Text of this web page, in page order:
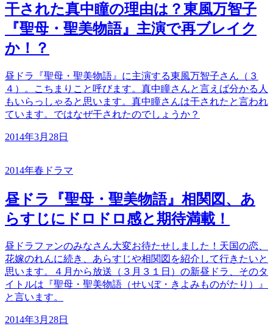
干された真中瞳の理由は？東風万智子
『聖母・聖美物語』主演で再ブレイク
か！？
昼ドラ『聖母・聖美物語』に主演する東風万智子さん（３
４）。こちまりこと呼びます。真中瞳さんと言えば分かる人
もいらっしゃると思います。真中瞳さんは干されたと言われ
ています。ではなぜ干されたのでしょうか？
2014年3月28日
2014年春ドラマ
昼ドラ『聖母・聖美物語』相関図、あ
らすじにドロドロ感と期待満載！
昼ドラファンのみなさん大変お待たせしました！天国の恋、
花嫁のれんに続き、あらすじや相関図を紹介して行きたいと
思います。４月から放送（３月３１日）の新昼ドラ、そのタ
イトルは『聖母・聖美物語（せいぼ・きよみものがたり）』
と言います。
2014年3月28日